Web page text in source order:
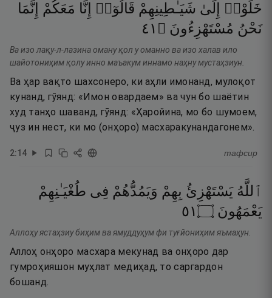
خَلَوْا۟
إِلَىٰ شَيَـٰطِينِهِمْ قَالُوٓا۟ إِنَّا مَعَكُمْ إِنَّمَا
نَحْنُ مُسْتَهْزِءُونَ ۝ ١٤
Ва изо лақу-л-лазина оману қол у оманно ва изо халав ило
шайотониҳим қолу инно маъакум иннамо наҳну мустаҳзиун.
Ва ҳар вақто шахсонеро, ки аҳли имонанд, мулоқот
кунанд, гӯянд: «Имон овардаем» ва чун бо шаётин
худ танҳо шаванд, гӯянд: «Ҳаройина, мо бо шумоем,
ҷуз ин нест, ки мо (онҳоро) масхаракунандагонем».
2:14 тафсир
ٱللَّهُ يَسْتَهْزِئُ بِهِمْ وَيَمُدُّهُمْ فِى طُغْيَـٰنِهِمْ
يَعْمَهُونَ ۝١٥
Аллоҳу ястаҳзиу биҳим ва ямуддуҳум фи туғйониҳим яъмаҳун.
Аллоҳ онҳоро масхара мекунад ва онҳоро дар
гумроҳияшон муҳлат медиҳад, то саргардон
бошанд.